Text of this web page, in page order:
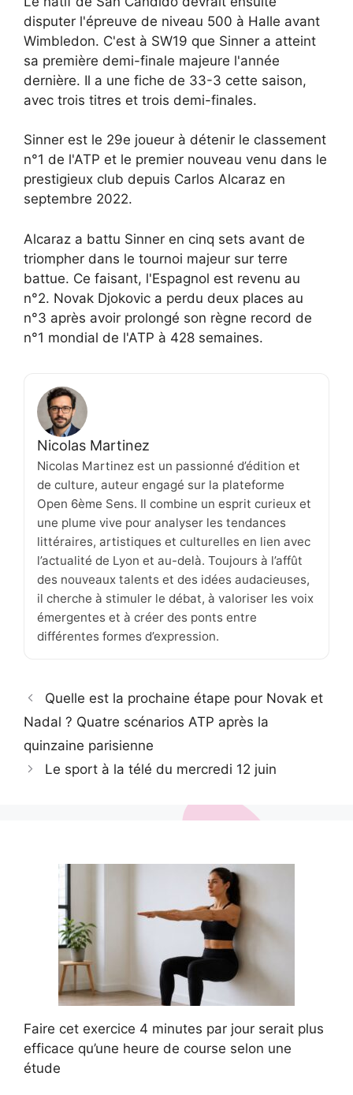
disputer l'épreuve de niveau 500 à Halle avant
Wimbledon. C'est à SW19 que Sinner a atteint
sa première demi-finale majeure l'année
dernière. Il a une fiche de 33-3 cette saison,
avec trois titres et trois demi-finales.
Sinner est le 29e joueur à détenir le classement
n°1 de l'ATP et le premier nouveau venu dans le
prestigieux club depuis Carlos Alcaraz en
septembre 2022.
Alcaraz a battu Sinner en cinq sets avant de
triompher dans le tournoi majeur sur terre
battue. Ce faisant, l'Espagnol est revenu au
n°2. Novak Djokovic a perdu deux places au
n°3 après avoir prolongé son règne record de
n°1 mondial de l'ATP à 428 semaines.
Nicolas Martinez
Nicolas Martinez est un passionné d’édition et
de culture, auteur engagé sur la plateforme
Open 6ème Sens. Il combine un esprit curieux et
une plume vive pour analyser les tendances
littéraires, artistiques et culturelles en lien avec
l’actualité de Lyon et au-delà. Toujours à l’affût
des nouveaux talents et des idées audacieuses,
il cherche à stimuler le débat, à valoriser les voix
émergentes et à créer des ponts entre
différentes formes d’expression.
Quelle est la prochaine étape pour Novak et
Nadal ? Quatre scénarios ATP après la
quinzaine parisienne
Le sport à la télé du mercredi 12 juin
Faire cet exercice 4 minutes par jour serait plus
efficace qu’une heure de course selon une
étude